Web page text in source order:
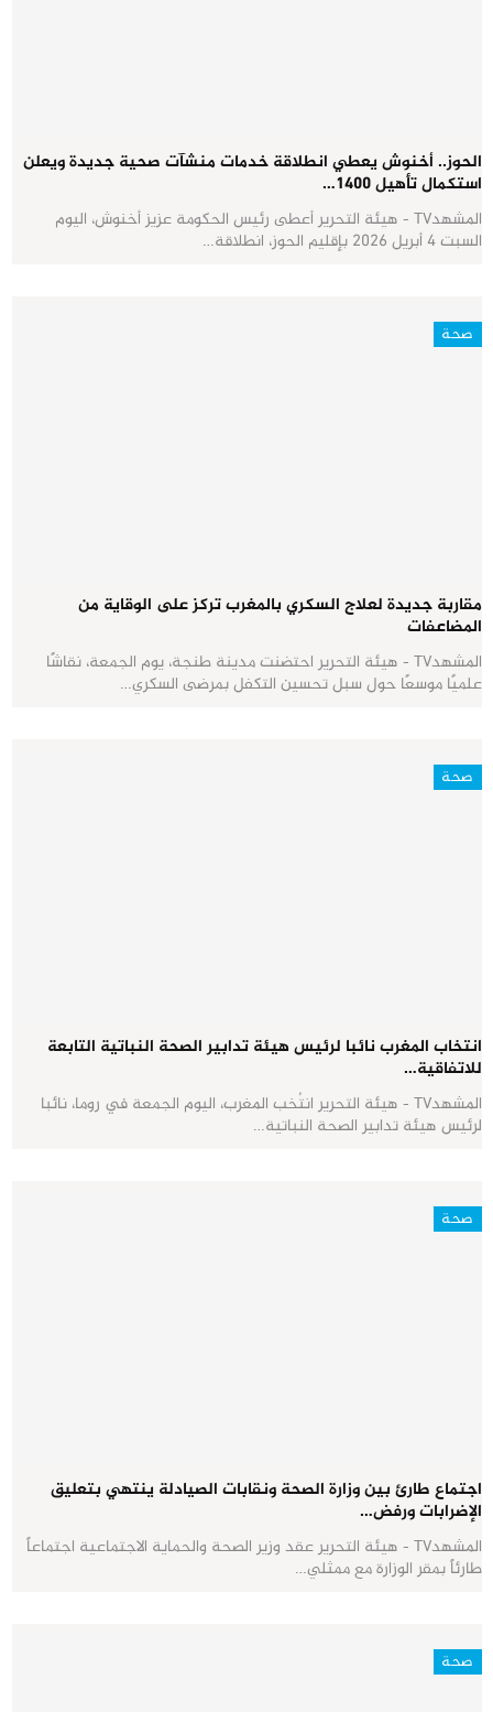
الحوز.. أخنوش يعطي انطلاقة خدمات منشآت صحية جديدة ويعلن
استكمال تأهيل 1400…
المشهدTV - هيئة التحرير أعطى رئيس الحكومة عزيز أخنوش، اليوم
السبت 4 أبريل 2026 بإقليم الحوز، انطلاقة…
صحة
مقاربة جديدة لعلاج السكري بالمغرب تركز على الوقاية من
المضاعفات
المشهدTV - هيئة التحرير احتضنت مدينة طنجة، يوم الجمعة، نقاشًا
علميًا موسعًا حول سبل تحسين التكفل بمرضى السكري…
صحة
انتخاب المغرب نائبا لرئيس هيئة تدابير الصحة النباتية التابعة
للاتفاقية…
المشهدTV - هيئة التحرير انتُخب المغرب، اليوم الجمعة في روما، نائبا
لرئيس هيئة تدابير الصحة النباتية…
صحة
اجتماع طارئ بين وزارة الصحة ونقابات الصيادلة ينتهي بتعليق
الإضرابات ورفض…
المشهدTV - هيئة التحرير عقد وزير الصحة والحماية الاجتماعية اجتماعاً
طارئاً بمقر الوزارة مع ممثلي…
صحة